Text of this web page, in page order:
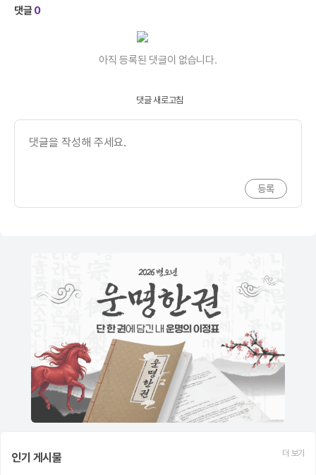
댓글0
아직 등록된 댓글이 없습니다.
댓글 새로고침
인기 게시물 더 보기